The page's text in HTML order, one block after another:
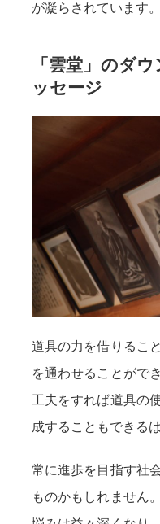
が凝らされています。
「雲堂」のダ
ッセージ
道具の力を借りるこ
を通わせることがで
工夫をすれば道具の
成することもできる
常に進歩を目指す社
ものかもしれません